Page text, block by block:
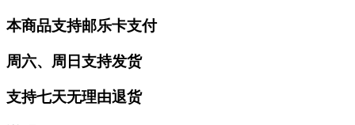
本商品支持邮乐卡支付
周六、周日支持发货
支持七天无理由退货